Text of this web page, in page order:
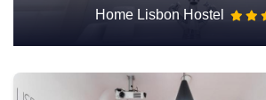
Home Lisbon Hostel